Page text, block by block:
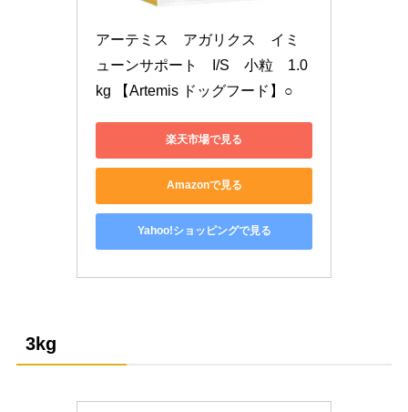
アーテミス　アガリクス　イミ
ューンサポート　I/S　小粒　1.0
kg 【Artemis ドッグフード】○
楽天市場で見る
Amazonで見る
Yahoo!ショッピングで見る
3kg